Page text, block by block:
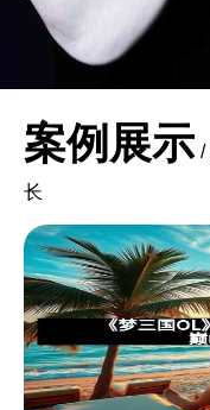
案例展示 /
长